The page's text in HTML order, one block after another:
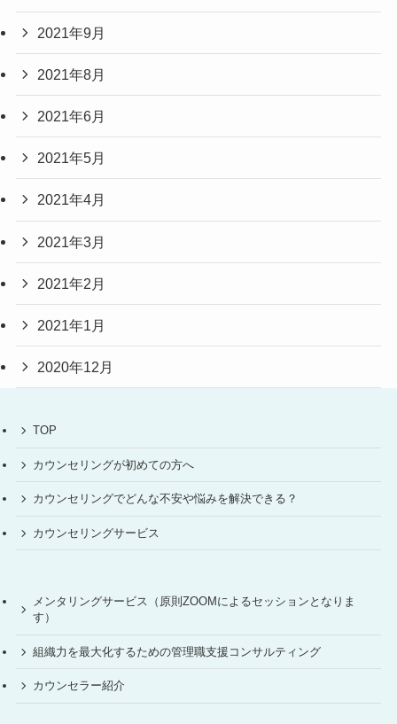
2021年9月
2021年8月
2021年6月
2021年5月
2021年4月
2021年3月
2021年2月
2021年1月
2020年12月
TOP
カウンセリングが初めての方へ
カウンセリングでどんな不安や悩みを解決できる？
カウンセリングサービス
メンタリングサービス（原則ZOOMによるセッションとなりま
す）
組織力を最大化するための管理職支援コンサルティング
カウンセラー紹介